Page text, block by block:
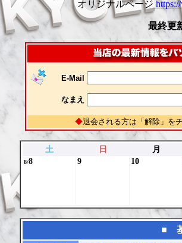
オリジナルページ
最終更
E-Mail
なまえ
◆退会される方は「解除」を
土 日 月
8/8 9 10
■